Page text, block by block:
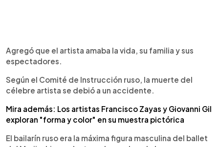
Agregó que el artista amaba la vida, su familia y sus
espectadores.
Según el Comité de Instrucción ruso, la muerte del
célebre artista se debió a un accidente.
Mira además: Los artistas Francisco Zayas y Giovanni Gil
exploran "forma y color" en su muestra pictórica
El bailarín ruso era la máxima figura masculina del ballet